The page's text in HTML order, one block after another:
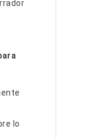
lo